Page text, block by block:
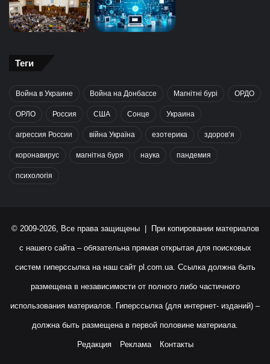
Теги
Война в Украине Война на Донбассе Магнітні бурі ОРДО
ОРЛО Россия США Сонце Украина
агрессия России війна Україна езотерика здоров’я
коронавирус магнітна буря наука пандемия
психологія
© 2009-2026, Все права защищены | При копировании материалов
с нашего сайта – обязательна прямая открытая для поисковых
систем гиперссылка на наш сайт pl.com.ua. Ссылка должна быть
размещена в независимости от полного либо частичного
использования материалов. Гиперссылка (для интернет- изданий) –
должна быть размещена в первой половине материала.
Редакция Реклама Контакты